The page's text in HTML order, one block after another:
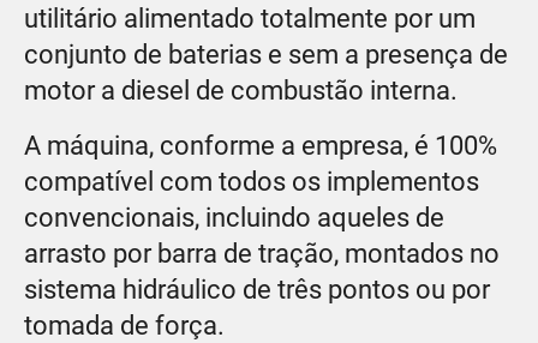
utilitário alimentado totalmente por um
conjunto de baterias e sem a presença de
motor a diesel de combustão interna.
A máquina, conforme a empresa, é 100%
compatível com todos os implementos
convencionais, incluindo aqueles de
arrasto por barra de tração, montados no
sistema hidráulico de três pontos ou por
tomada de força.